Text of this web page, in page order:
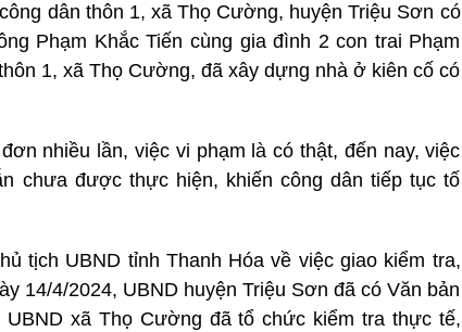
dân thôn 1, xã Thọ Cường, huyện Triệu Sơn có
Phạm Khắc Tiến cùng gia đình 2 con trai Phạm
1, xã Thọ Cường, đã xây dựng nhà ở kiên cố có
nhiều lần, việc vi phạm là có thật, đến nay, việc
chưa được thực hiện, khiến công dân tiếp tục tố
tịch UBND tỉnh Thanh Hóa về việc giao kiểm tra,
14/4/2024, UBND huyện Triệu Sơn đã có Văn bản
UBND xã Thọ Cường đã tổ chức kiểm tra thực tế,